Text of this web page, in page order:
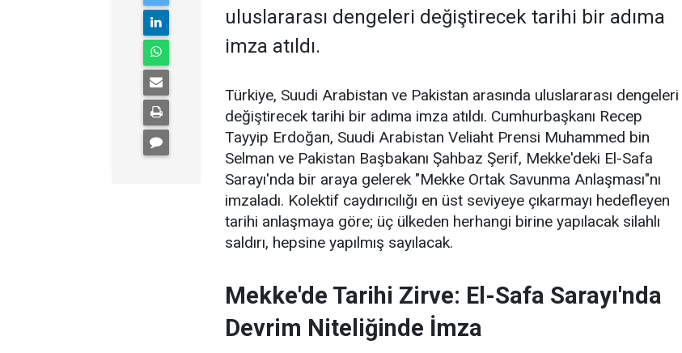
uluslararası dengeleri değiştirecek tarihi bir adıma
imza atıldı.
Türkiye, Suudi Arabistan ve Pakistan arasında uluslararası dengeleri
değiştirecek tarihi bir adıma imza atıldı. Cumhurbaşkanı Recep
Tayyip Erdoğan, Suudi Arabistan Veliaht Prensi Muhammed bin
Selman ve Pakistan Başbakanı Şahbaz Şerif, Mekke'deki El-Safa
Sarayı'nda bir araya gelerek "Mekke Ortak Savunma Anlaşması"nı
imzaladı. Kolektif caydırıcılığı en üst seviyeye çıkarmayı hedefleyen
tarihi anlaşmaya göre; üç ülkeden herhangi birine yapılacak silahlı
saldırı, hepsine yapılmış sayılacak.
Mekke'de Tarihi Zirve: El-Safa Sarayı'nda
Devrim Niteliğinde İmza